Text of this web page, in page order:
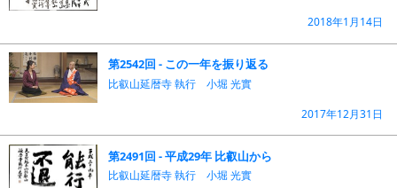
2018年1月14日
第2542回 - この一年を振り返る
比叡山延暦寺 執行 小堀 光實
2017年12月31日
第2491回 - 平成29年 比叡山から
比叡山延暦寺 執行 小堀 光實